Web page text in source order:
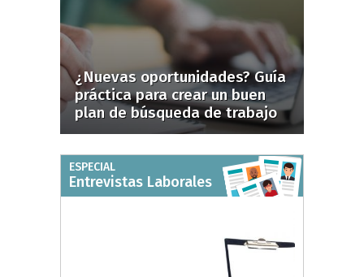
¿Nuevas oportunidades? Guía
práctica para crear un buen
plan de búsqueda de trabajo
ESPECIAL
Entrevistas Laborales